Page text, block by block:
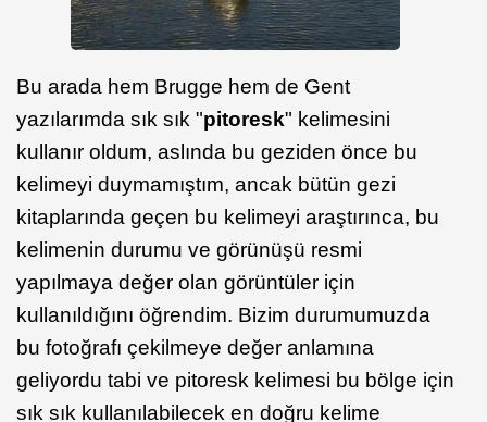
Bu arada hem Brugge hem de Gent
yazılarımda sık sık "pitoresk" kelimesini
kullanır oldum, aslında bu geziden önce bu
kelimeyi duymamıştım, ancak bütün gezi
kitaplarında geçen bu kelimeyi araştırınca, bu
kelimenin durumu ve görünüşü resmi
yapılmaya değer olan görüntüler için
kullanıldığını öğrendim. Bizim durumumuzda
bu fotoğrafı çekilmeye değer anlamına
geliyordu tabi ve pitoresk kelimesi bu bölge için
sık sık kullanılabilecek en doğru kelime